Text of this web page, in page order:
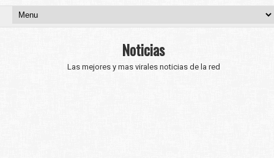
Noticias
Las mejores y mas virales noticias de la red